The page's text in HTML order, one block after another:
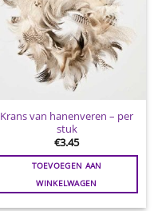
Krans van hanenveren – per
stuk
€3.45
TOEVOEGEN AAN
WINKELWAGEN